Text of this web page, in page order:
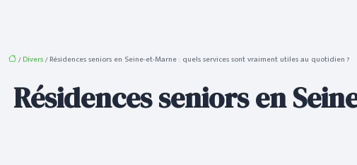
/Divers/ Résidences seniors en Seine-et-Marne : quels services sont vraiment utiles au quotidien ?
Résidences seniors en